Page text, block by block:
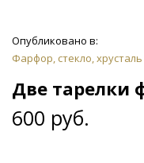
Опубликовано в:
Фарфор, стекло, хрусталь
Две тарелки
600 руб.